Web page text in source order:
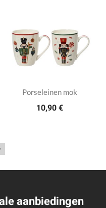
Porseleinen mok
10,90 €
aanbiedingen